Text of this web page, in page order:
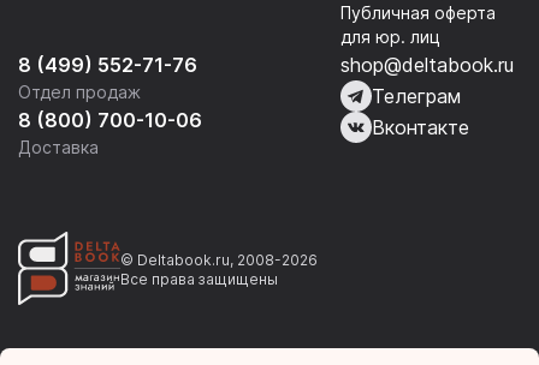
8 (499) 552-71-76
Отдел продаж
8 (800) 700-10-06
Доставка
Публичная оферта
для юр. лиц
shop@deltabook.ru
Телеграм
Вконтакте
© Deltabook.ru, 2008-2026
Все права защищены